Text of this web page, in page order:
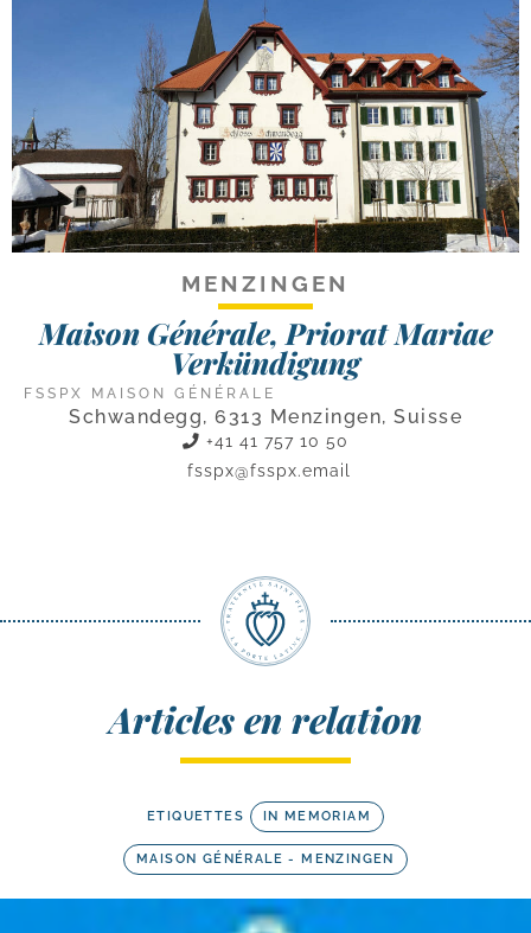
MENZINGEN
Maison Générale, Priorat Mariae
Verkündigung
FSSPX MAISON GÉNÉRALE
Schwandegg, 6313 Menzingen, Suisse
+41 41 757 10 50
fsspx@fsspx.email
Articles en relation
ETIQUETTES IN MEMORIAM
MAISON GÉNÉRALE - MENZINGEN